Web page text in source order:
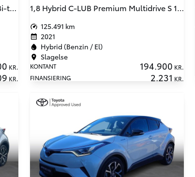
1,8 Hybrid C-LUB Premium Selected Bi-tone Multidrive S 122HK 5d Aut.
KR.
KR.
1,8 Hybrid C-LUB Premium Multidrive S 122HK 5d Aut.
125.491 km
2021
Hybrid (Benzin / El)
Slagelse
KONTANT 194.900 KR.
FINANSIERING
2.231 KR.